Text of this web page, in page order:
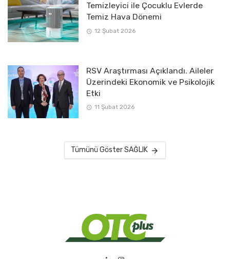
Temizleyici ile Çocuklu Evlerde
Temiz Hava Dönemi
12 Şubat 2026
RSV Araştırması Açıklandı. Aileler
Üzerindeki Ekonomik ve Psikolojik
Etki
11 Şubat 2026
Tümünü Göster SAĞLIK